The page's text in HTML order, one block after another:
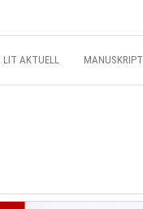
LIT AKTUELL MANUSKRIPT